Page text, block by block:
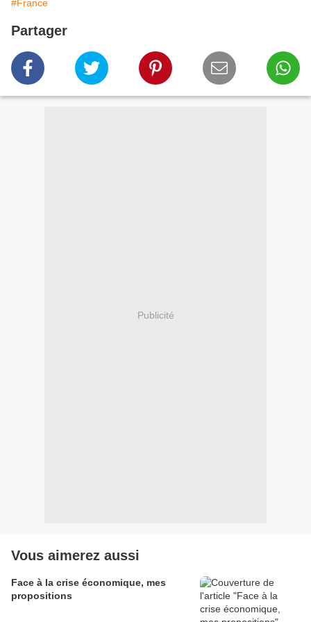
#France
Partager
Publicité
Vous aimerez aussi
Face à la crise économique, mes
propositions